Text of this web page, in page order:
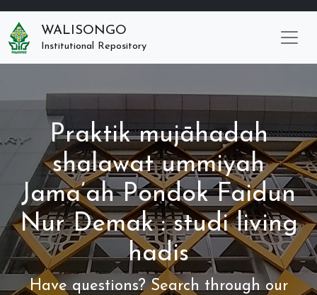
WALISONGO
Institutional Repository
Praktik mujāhadah
shalawat ummiyah
Jama’ah Pondok Faidun
Nur Demak : studi living
hadis
Have questions? Search through our